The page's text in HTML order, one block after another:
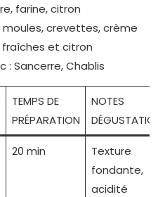
farine, citron
moules, crevettes, crème
fraîches et citron
: Sancerre, Chablis
TEMPS DE
PRÉPARATION
NOTES
DÉGUSTATION
20 min
Texture
fondante,
acidité